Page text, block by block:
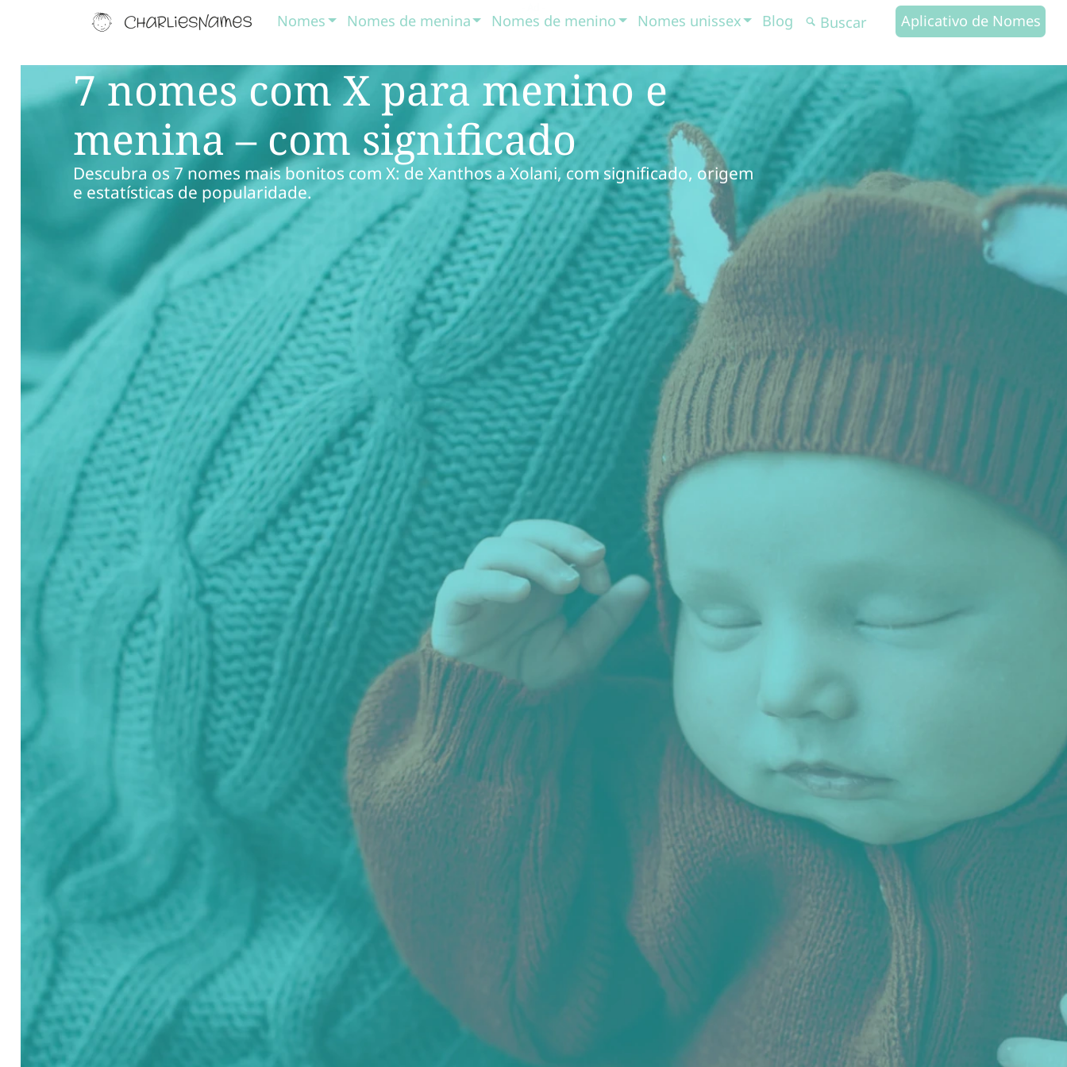
Nomes Nomes de menina Nomes de menino Nomes unissex Blog Aplicativo de Nomes
7 nomes com X para menino e
menina – com significado
Descubra os 7 nomes mais bonitos com X: de Xanthos a Xolani, com significado, origem
e estatísticas de popularidade.